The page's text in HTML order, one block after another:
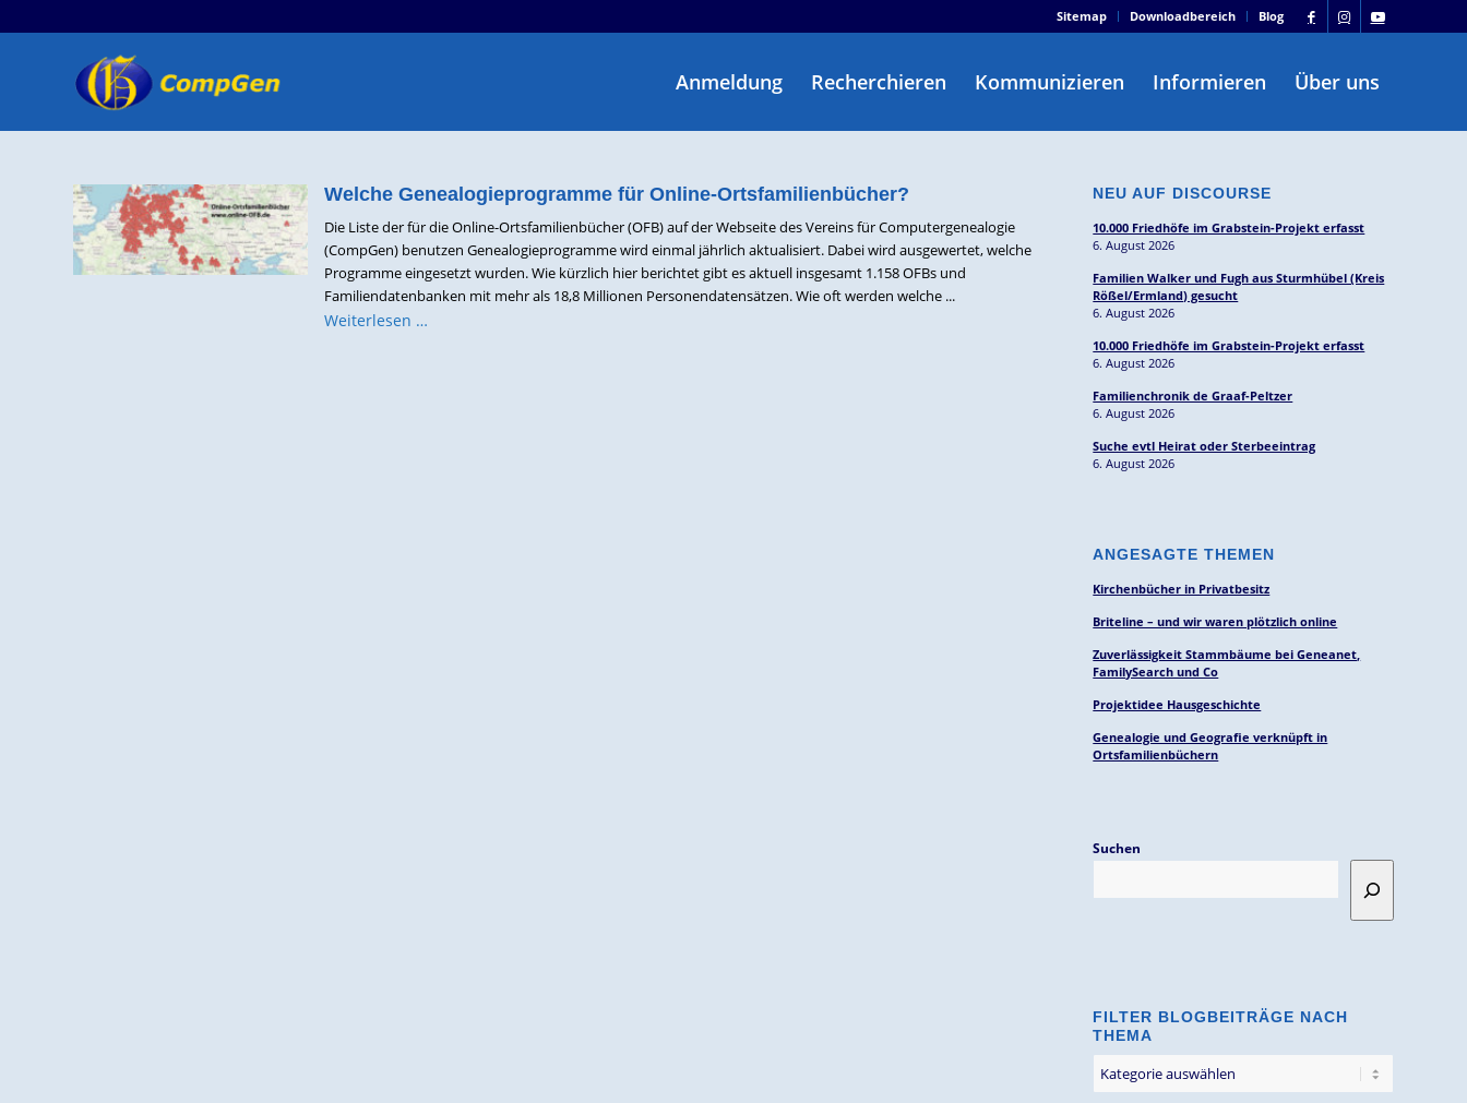
Sitemap Downloadbereich Blog
Anmeldung Recherchieren Kommunizieren Informieren Über uns
Welche Genealogieprogramme für Online-Ortsfamilienbücher?
Die Liste der für die Online-Ortsfamilienbücher (OFB) auf der Webseite des Vereins für Computergenealogie
(CompGen) benutzen Genealogieprogramme wird einmal jährlich aktualisiert. Dabei wird ausgewertet, welche
Programme eingesetzt wurden. Wie kürzlich hier berichtet gibt es aktuell insgesamt 1.158 OFBs und
Familiendatenbanken mit mehr als 18,8 Millionen Personendatensätzen. Wie oft werden welche ...
Weiterlesen …
NEU AUF DISCOURSE
10.000 Friedhöfe im Grabstein-Projekt erfasst
6. August 2026
Familien Walker und Fugh aus Sturmhübel (Kreis
Rößel/Ermland) gesucht
6. August 2026
10.000 Friedhöfe im Grabstein-Projekt erfasst
6. August 2026
Familienchronik de Graaf-Peltzer
6. August 2026
Suche evtl Heirat oder Sterbeeintrag
6. August 2026
ANGESAGTE THEMEN
Kirchenbücher in Privatbesitz
Briteline – und wir waren plötzlich online
Zuverlässigkeit Stammbäume bei Geneanet,
FamilySearch und Co
Projektidee Hausgeschichte
Genealogie und Geografie verknüpft in
Ortsfamilienbüchern
Suchen
FILTER BLOGBEITRÄGE NACH
THEMA
Blogbeiträge